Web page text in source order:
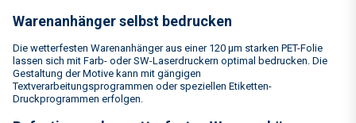
Warenanhänger selbst bedrucken
Die wetterfesten Warenanhänger aus einer 120 µm starken PET-Folie
lassen sich mit Farb- oder SW-Laserdruckern optimal bedrucken. Die
Gestaltung der Motive kann mit gängigen
Textverarbeitungsprogrammen oder speziellen Etiketten-
Druckprogrammen erfolgen.